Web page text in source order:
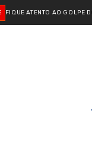
FIQUE ATENTO AO GOLPE